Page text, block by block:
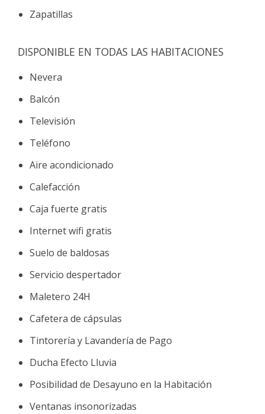
Zapatillas
DISPONIBLE EN TODAS LAS HABITACIONES
Nevera
Balcón
Televisión
Teléfono
Aire acondicionado
Calefacción
Caja fuerte gratis
Internet wifi gratis
Suelo de baldosas
Servicio despertador
Maletero 24H
Cafetera de cápsulas
Tintorería y Lavandería de Pago
Ducha Efecto Lluvia
Posibilidad de Desayuno en la Habitación
Ventanas insonorizadas